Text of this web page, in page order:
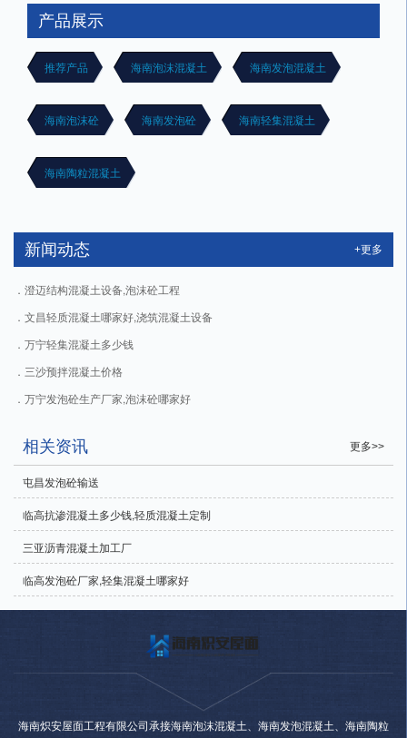
产品展示
推荐产品 海南泡沫混凝土 海南发泡混凝土
海南泡沫砼 海南发泡砼 海南轻集混凝土
海南陶粒混凝土
新闻动态 +更多
澄迈结构混凝土设备,泡沫砼工程
文昌轻质混凝土哪家好,浇筑混凝土设备
万宁轻集混凝土多少钱
三沙预拌混凝土价格
万宁发泡砼生产厂家,泡沫砼哪家好
相关资讯 更多>>
屯昌发泡砼输送
临高抗渗混凝土多少钱,轻质混凝土定制
三亚沥青混凝土加工厂
临高发泡砼厂家,轻集混凝土哪家好
海南炽安屋面工程有限公司承接海南泡沫混凝土、海南发泡混凝土、海南陶粒